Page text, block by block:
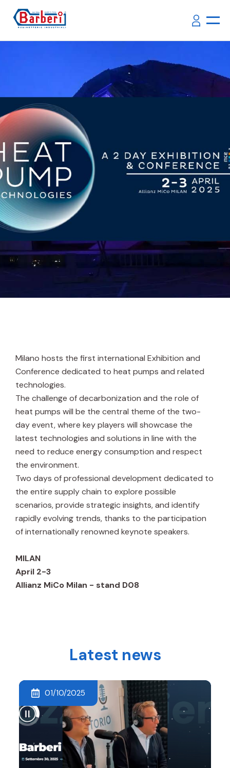
Milano hosts the first international Exhibition and
Conference dedicated to heat pumps and related
technologies.
The challenge of decarbonization and the role of
heat pumps will be the central theme of the two-
day event, where key players will showcase the
latest technologies and solutions in line with the
need to reduce energy consumption and respect
the environment.
Two days of professional development dedicated to
the entire supply chain to explore possible
scenarios, provide strategic insights, and identify
rapidly evolving trends, thanks to the participation
of internationally renowned keynote speakers.
MILAN
April 2-3
Allianz MiCo Milan - stand D08
Latest news
01/10/2025